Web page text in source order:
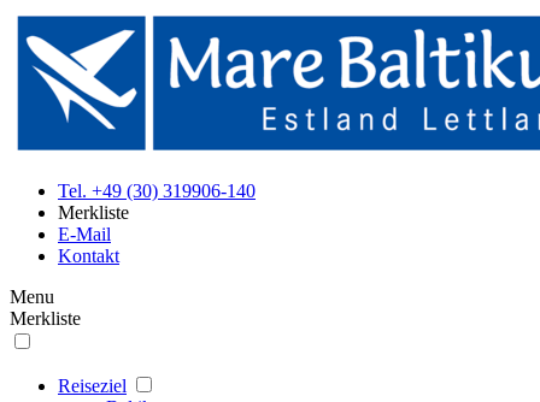
Tel. +49 (30) 319906-140
Merkliste
E-Mail
Kontakt
Menu
Merkliste
Reiseziel